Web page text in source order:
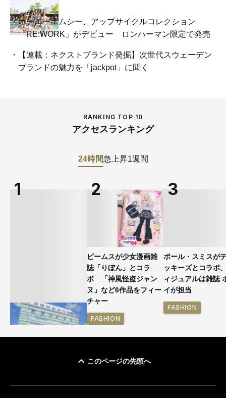
オーエーエムシー、アップサイクルコレクション
「RE:WORK」がデビュー ロンハーマン限定で発売
【連載：ネクストブランド発掘】次世代スウェーデン
ブランドの魅力を「jackpot」に聞く
RANKING TOP 10
アクセスランキング
24時間急上昇1週間
ビームスが少女漫画雑
誌「りぼん」とコラ
ボ 「神風怪盗ジャン
ヌ」など6作品をフィー
チャー
FASHION
ポール・スミスが
ッキーズとコラボ
ィジュアルは雑誌
イが担当
FASHION
このページの先頭へ